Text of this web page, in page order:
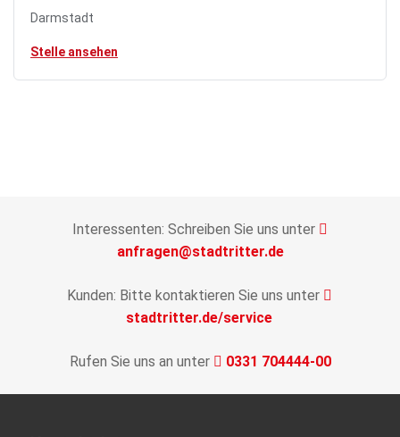
Darmstadt
Stelle ansehen
Interessenten: Schreiben Sie uns unter
anfragen@stadtritter.de
Kunden: Bitte kontaktieren Sie uns unter
stadtritter.de/service
Rufen Sie uns an unter 0331 704444-00